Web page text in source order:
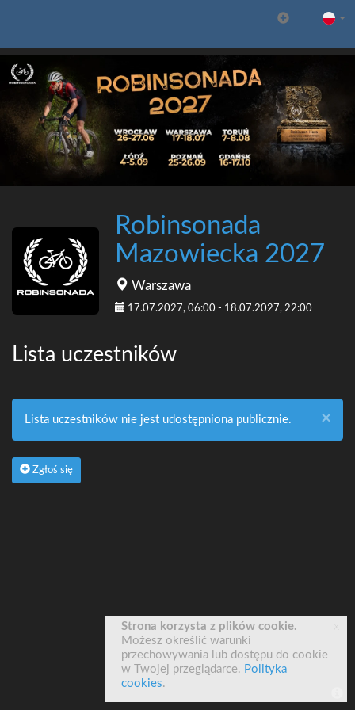
Robinsonada
Mazowiecka 2027
Warszawa
17.07.2027, 06:00 - 18.07.2027, 22:00
Lista uczestników
×
Lista uczestników nie jest udostępniona publicznie.
Zgłoś się
Strona korzysta z plików cookie.
Możesz określić warunki
przechowywania lub dostępu do cookie
w Twojej przeglądarce. Polityka
cookies.